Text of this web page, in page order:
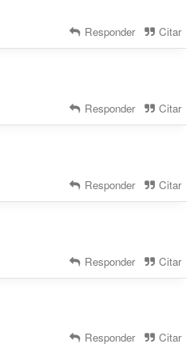
Responder Citar
Responder Citar
Responder Citar
Responder Citar
Responder Citar